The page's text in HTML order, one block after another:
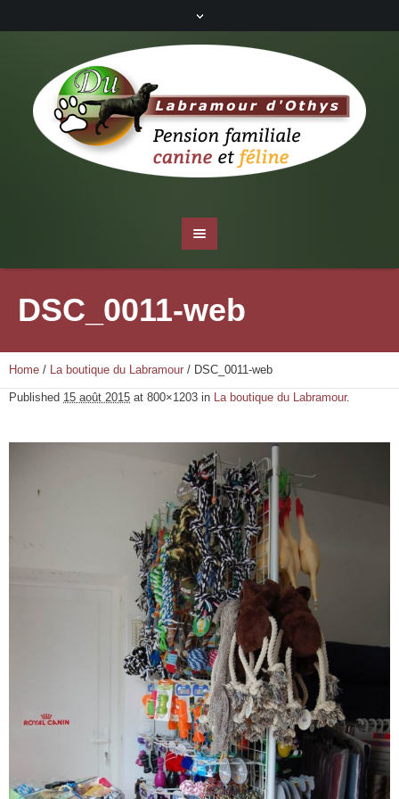
DSC_0011-web
Home / La boutique du Labramour / DSC_0011-web
Published 15 août 2015 at 800×1203 in La boutique du Labramour.